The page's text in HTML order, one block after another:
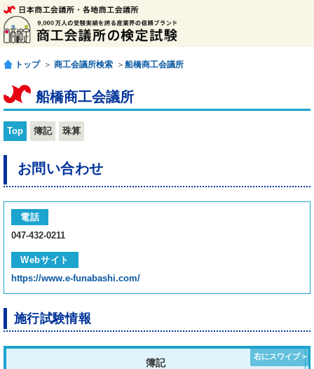
トップ ＞ 商工会議所検索 ＞ 船橋商工会議所
船橋商工会議所
Top 簿記 珠算
お問い合わせ
電話
047-432-0211
Webサイト
https://www.e-funabashi.com/
施行試験情報
簿記